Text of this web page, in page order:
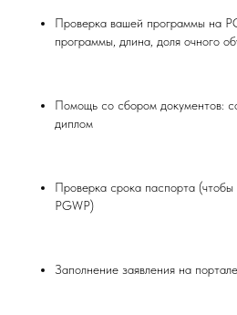
Проверка вашей программы на
программы, длина, доля очного
Помощь со сбором документов:
диплом
Проверка срока паспорта (чтобы
PGWP)
Заполнение заявления на